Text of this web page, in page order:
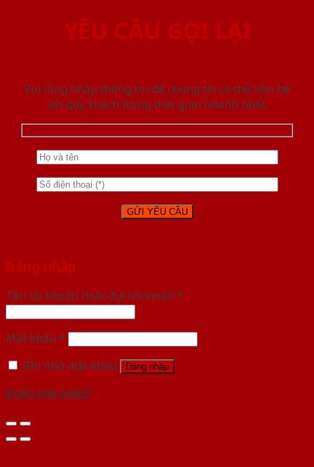
YÊU CẦU GỌI LẠI
Vui lòng nhập thông tin để chúng tôi có thể liên hệ
với quý khách trong thời gian nhanh nhất.
Đăng nhập
Tên tài khoản hoặc địa chỉ email *
Mật khẩu *
Ghi nhớ mật khẩu
Đăng nhập
Quên mật khẩu?